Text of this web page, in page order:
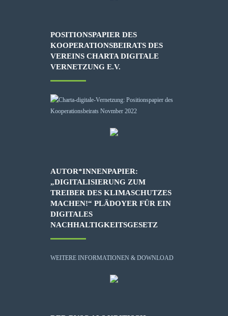
POSITIONSPAPIER DES
KOOPERATIONSBEIRATS DES
VEREINS CHARTA DIGITALE
VERNETZUNG E.V.
AUTOR*INNENPAPIER:
„DIGITALISIERUNG ZUM
TREIBER DES KLIMASCHUTZES
MACHEN!“ PLÄDOYER FÜR EIN
DIGITALES
NACHHALTIGKEITSGESETZ
WEITERE INFORMATIONEN & DOWNLOAD